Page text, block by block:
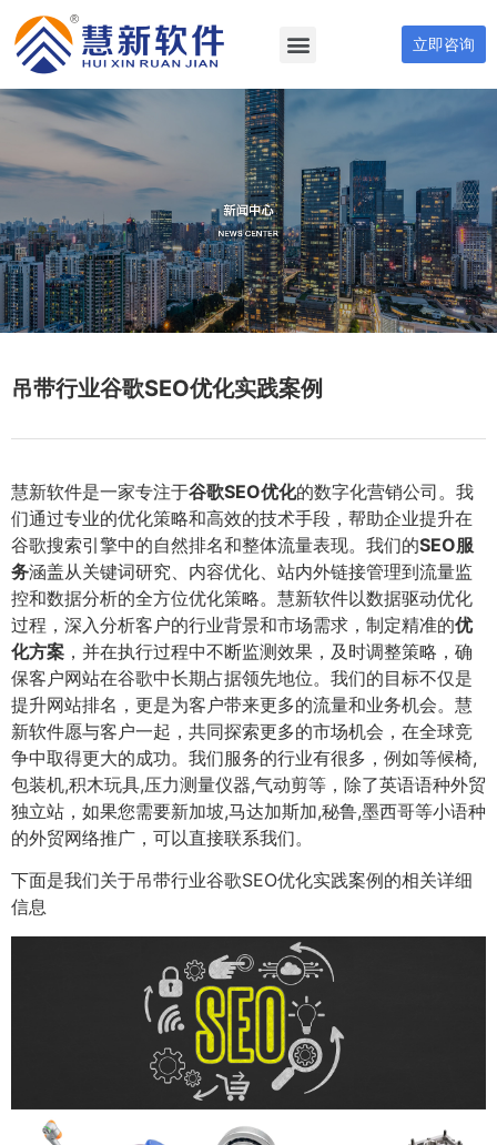
立即咨询
吊带行业谷歌SEO优化实践案例
慧新软件是一家专注于谷歌SEO优化的数字化营销公司。我
们通过专业的优化策略和高效的技术手段，帮助企业提升在
谷歌搜索引擎中的自然排名和整体流量表现。我们的SEO服
务涵盖从关键词研究、内容优化、站内外链接管理到流量监
控和数据分析的全方位优化策略。慧新软件以数据驱动优化
过程，深入分析客户的行业背景和市场需求，制定精准的优
化方案 ，并在执行过程中不断监测效果，及时调整策略，确
保客户网站在谷歌中长期占据领先地位。我们的目标不仅是
提升网站排名，更是为客户带来更多的流量和业务机会。慧
新软件愿与客户一起，共同探索更多的市场机会，在全球竞
争中取得更大的成功。我们服务的行业有很多，例如等候椅,
包装机,积木玩具,压力测量仪器,气动剪等，除了英语语种外贸
独立站，如果您需要新加坡,马达加斯加,秘鲁,墨西哥等小语种
的外贸网络推广，可以直接联系我们。
下面是我们关于吊带行业谷歌SEO优化实践案例的相关详细
信息